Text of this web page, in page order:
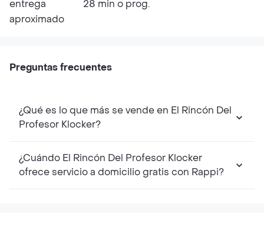
entrega
aproximado
28 min o prog.
Preguntas frecuentes
¿Qué es lo que más se vende en El Rincón Del
Profesor Klocker?
¿Cuándo El Rincón Del Profesor Klocker
ofrece servicio a domicilio gratis con Rappi?